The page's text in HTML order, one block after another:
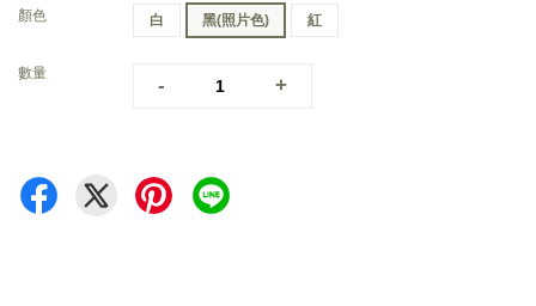
顏色 白 黑(照片色) 紅
數量
- +